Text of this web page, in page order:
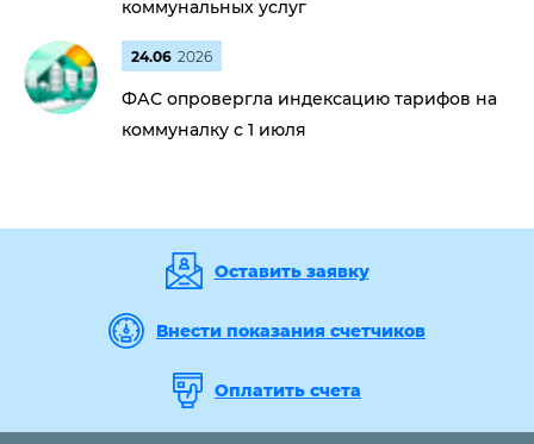
коммунальных услуг
24.06 2026
ФАС опровергла индексацию тарифов на
коммуналку с 1 июля
Оставить заявку
Внести показания счетчиков
Оплатить счета